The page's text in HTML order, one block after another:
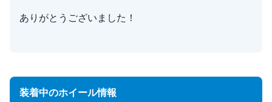
ありがとうございました！
装着中のホイール情報